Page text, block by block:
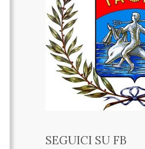
SEGUICI SU FB